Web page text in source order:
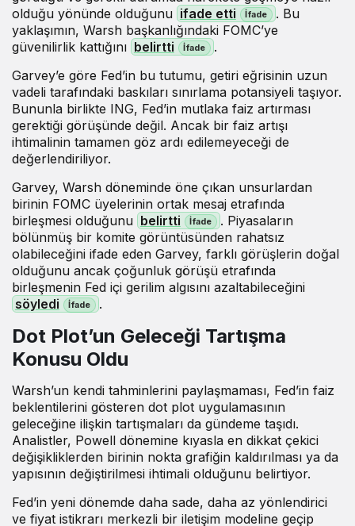
olduğu yönünde olduğunu ifade etti
. Bu
yaklaşımın, Warsh başkanlığındaki FOMC’ye
güvenilirlik kattığını belirtti
.
Garvey’e göre Fed’in bu tutumu, getiri eğrisinin uzun
vadeli tarafındaki baskıları sınırlama potansiyeli taşıyor.
Bununla birlikte ING, Fed’in mutlaka faiz artırması
gerektiği görüşünde değil. Ancak bir faiz artışı
ihtimalinin tamamen göz ardı edilemeyeceği de
değerlendiriliyor.
Garvey, Warsh döneminde öne çıkan unsurlardan
birinin FOMC üyelerinin ortak mesaj etrafında
birleşmesi olduğunu belirtti
. Piyasaların
bölünmüş bir komite görüntüsünden rahatsız
olabileceğini ifade eden Garvey, farklı görüşlerin doğal
olduğunu ancak çoğunluk görüşü etrafında
birleşmenin Fed içi gerilim algısını azaltabileceğini
söyledi
.
Dot Plot’un Geleceği Tartışma
Konusu Oldu
Warsh’un kendi tahminlerini paylaşmaması, Fed’in faiz
beklentilerini gösteren dot plot uygulamasının
geleceğine ilişkin tartışmaları da gündeme taşıdı.
Analistler, Powell dönemine kıyasla en dikkat çekici
değişikliklerden birinin nokta grafiğin kaldırılması ya da
yapısının değiştirilmesi ihtimali olduğunu belirtiyor.
Fed’in yeni dönemde daha sade, daha az yönlendirici
ve fiyat istikrarı merkezli bir iletişim modeline geçip